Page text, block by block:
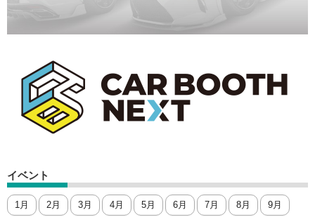
イベント
1月 2月 3月 4月 5月 6月 7月 8月 9月